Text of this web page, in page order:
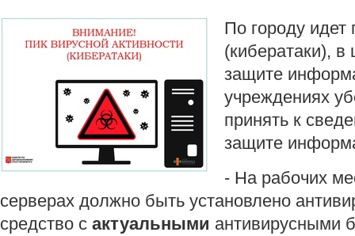
По городу идет
(кибератаки),
защите
учреждениях
принять к
защите
- На рабочих
серверах должно быть установлено
средство с актуальными антивирусными